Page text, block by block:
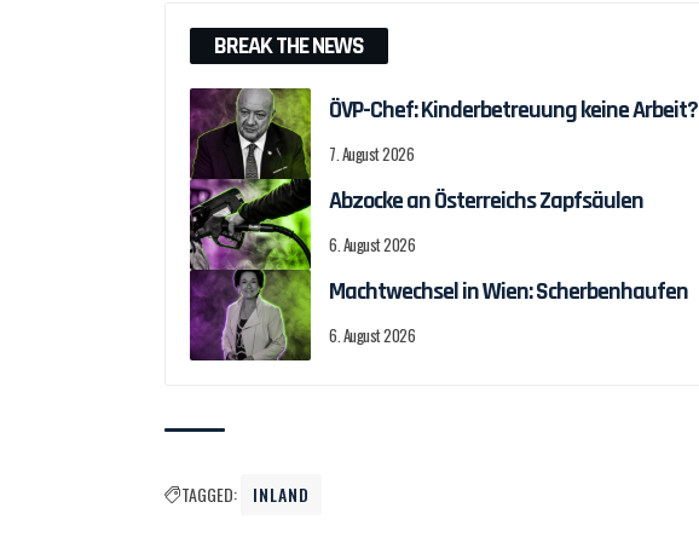
BREAK THE NEWS
ÖVP-Chef: Kinderbetreuung keine Arbeit?
7. August 2026
Abzocke an Österreichs Zapfsäulen
6. August 2026
Machtwechsel in Wien: Scherbenhaufen
6. August 2026
TAGGED: INLAND